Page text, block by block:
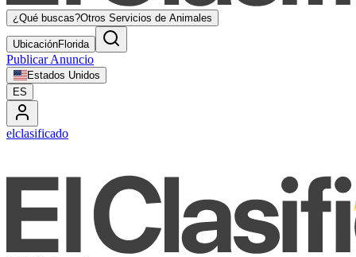
¿Qué buscas?Otros Servicios de Animales
UbicaciónFlorida
Publicar Anuncio
Estados Unidos
ES
elclasificado